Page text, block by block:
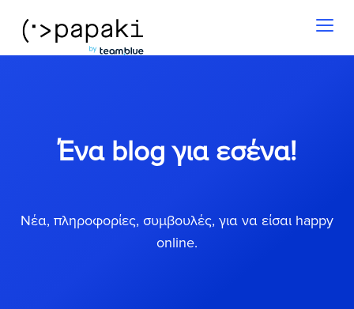
Ένα blog για εσένα!
Νέα, πληροφορίες, συμβουλές, για να είσαι happy
online.